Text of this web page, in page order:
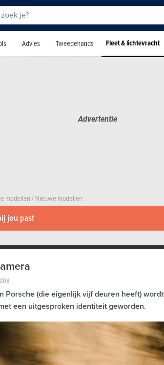
Advies Tweedehands Fleet & lichtevracht
modellen/Nieuwe modellen
jou past
Porsche (die eigenlijk vijf deuren heeft) wordt
een uitgesproken identiteit geworden.